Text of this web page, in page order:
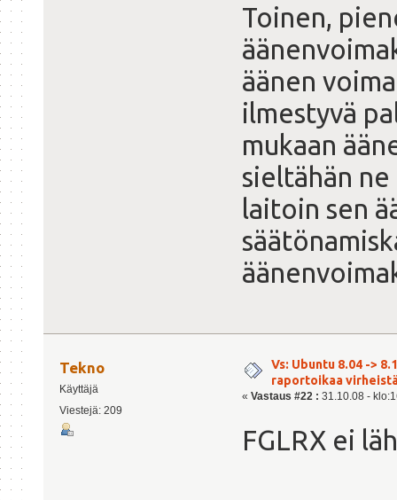
Toinen,
äänen
ilmestyvä
mukaan
sieltähän
laitoin sen
Tekno
Käyttäjä
Viestejä: 209
Vs: Ubuntu 8.04 ->
raportoikaa
« Vastaus #22 : 31.10.08 -
FGLRX ei